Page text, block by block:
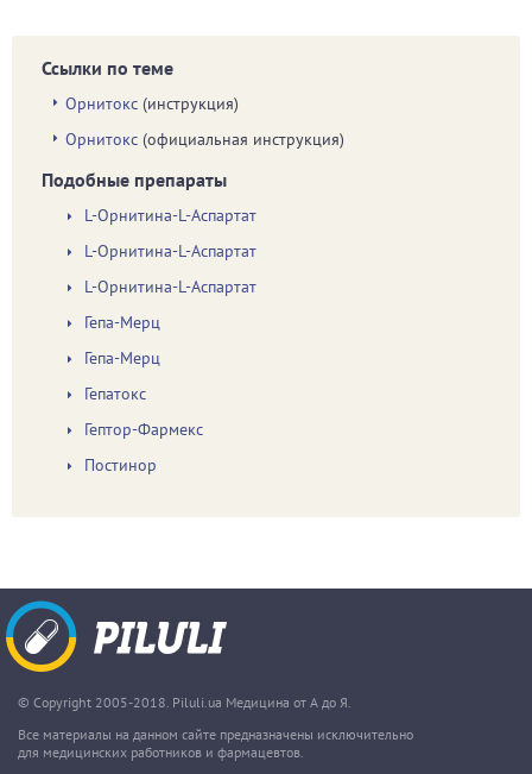
Ссылки по теме
Орнитокс (инструкция)
Орнитокс (официальная инструкция)
Подобные препараты
L-Орнитина-L-Аспартат
L-Орнитина-L-Аспартат
L-Орнитина-L-Аспартат
Гепа-Мерц
Гепа-Мерц
Гепатокс
Гептор-Фармекс
Постинор
© Copyright 2005-2018. Piluli.ua Медицина от А до Я.
Все материалы на данном сайте предназначены исключительно
для медицинских работников и фармацевтов.